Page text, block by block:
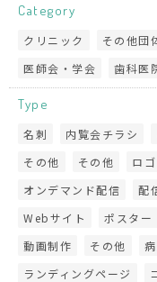
Category
クリニック その他団
医師会・学会
歯科医
Type
名刺 内覧会チラシ
その他
その他 ロゴ
オンデマンド配信
配
Webサイト
ポスター
動画制作
その他
ランディングページ